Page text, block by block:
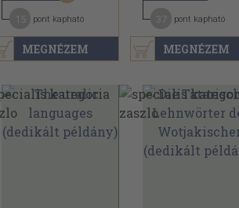
MEGNÉZEM
pont kapható
MEGNÉZEM
pont kapható